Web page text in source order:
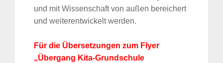
und mit Wissenschaft von außen bereichert
und weiterentwickelt werden.
Für die Übersetzungen zum Flyer
„Übergang Kita-Grundschule